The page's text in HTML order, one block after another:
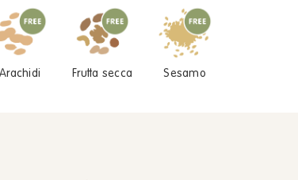
Arachidi Frutta secca Sesamo